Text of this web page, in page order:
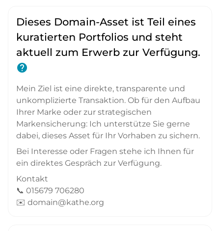
Dieses Domain-Asset ist Teil eines
kuratierten Portfolios und steht
aktuell zum Erwerb zur Verfügung.
help
Mein Ziel ist eine direkte, transparente und
unkomplizierte Transaktion. Ob für den Aufbau
Ihrer Marke oder zur strategischen
Markensicherung: Ich unterstütze Sie gerne
dabei, dieses Asset für Ihr Vorhaben zu sichern.
Bei Interesse oder Fragen stehe ich Ihnen für
ein direktes Gespräch zur Verfügung.
Kontakt
📞 015679 706280
✉️ domain@kathe.org